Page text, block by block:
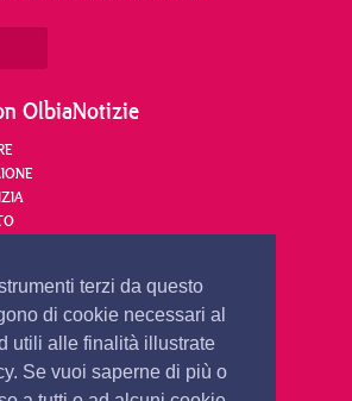
terzi da questo
di cookie necessari al
utili alle finalità illustrate
Se vuoi saperne di più o
OlbiaNotizie